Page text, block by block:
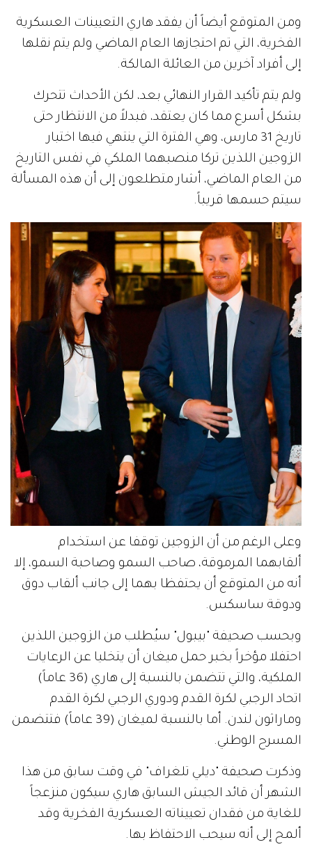
ومن المتوقع أيضاً أن يفقد هاري التعيينات العسكرية
الفخرية، التي تم احتجازها العام الماضي ولم يتم نقلها
إلى أفراد آخرين من العائلة المالكة.
ولم يتم تأكيد القرار النهائي بعد، لكن الأحداث تتحرك
بشكل أسرع مما كان يعتقد، فبدلاً من الانتظار حتى
تاريخ 31 مارس، وهي الفترة التي ينتهي فيها اختبار
الزوجين اللذين تركا منصبهما الملكي في نفس التاريخ
من العام الماضي، أشار متطلعون إلى أن هذه المسألة
سيتم حسمها قريباً.
وعلى الرغم من أن الزوجين توقفا عن استخدام
ألقابهما المرموقة، صاحب السمو وصاحبة السمو، إلا
أنه من المتوقع أن يحتفظا بهما إلى جانب ألقاب دوق
ودوقة ساسكس.
وبحسب صحيفة "بيبول" سيُطلب من الزوجين اللذين
احتفلا مؤخراً بخبر حمل ميغان أن يتخليا عن الرعايات
الملكية، والتي تتضمن بالنسبة إلى هاري (36 عاماً)
اتحاد الرجبي لكرة القدم ودوري الرجبي لكرة القدم
وماراثون لندن. أما بالنسبة لميغان (39 عاماً) فتتضمن
المسرح الوطني.
وذكرت صحيفة "ديلي تلغراف" في وقت سابق من هذا
الشهر أن قائد الجيش السابق هاري سيكون منزعجاً
للغاية من فقدان تعييناته العسكرية الفخرية وقد
ألمح إلى أنه سيحب الاحتفاظ بها.